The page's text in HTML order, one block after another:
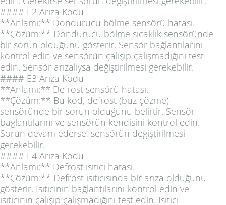
#### E2 Arıza Kodu
**Anlamı:** Dondurucu bölme sensörü hatası.
**Çözüm:** Dondurucu bölme sıcaklık sensöründe
bir sorun olduğunu gösterir. Sensör bağlantılarını
kontrol edin ve sensörün çalışıp çalışmadığını test
edin. Sensör arızalıysa değiştirilmesi gerekebilir.
#### E3 Arıza Kodu
**Anlamı:** Defrost sensörü hatası.
**Çözüm:** Bu kod, defrost (buz çözme)
sensöründe bir sorun olduğunu belirtir. Sensör
bağlantılarını ve sensörün kendisini kontrol edin.
Sorun devam ederse, sensörün değiştirilmesi
gerekebilir.
#### E4 Arıza Kodu
**Anlamı:** Defrost ısıtıcı hatası.
**Çözüm:** Defrost ısıtıcısında bir arıza olduğunu
gösterir. Isıtıcının bağlantılarını kontrol edin ve
ısıtıcının çalışıp çalışmadığını test edin. Isıtıcı